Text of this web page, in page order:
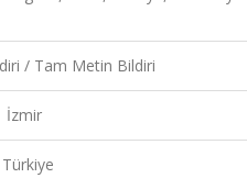
/ Tam Metin Bildiri
İzmir
Türkiye